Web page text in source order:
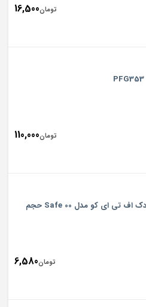
تومان16,500
تومان110,000
داروخوری کودک اف تی ای کو مدل Safe 00 حجم
تومان6,580